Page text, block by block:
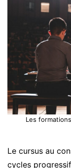
Les
Le cursus au
cycles